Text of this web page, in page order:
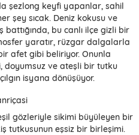
şezlong keyfi yapanlar, sahil
şey sıcak. Deniz kokusu ve
battığında, bu canlı ilçe gizli bir
yaratır, rüzgar dalgalarla
afet gibi beliriyor. Onunla
doyumsuz ve ateşli bir tutku
isyana dönüşüyor.
gözleriyle sikimi büyüleyen bir
tutkusunun eşsiz bir birleşimi.